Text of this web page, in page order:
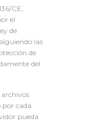
CE,
el
de
las
de
del
archivos
por cada
pueda